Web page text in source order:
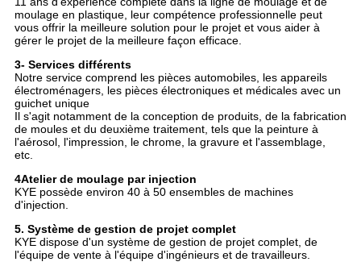
moulage en plastique, leur compétence professionnelle peut
vous offrir la meilleure solution pour le projet et vous aider à
gérer le projet de la meilleure façon efficace.
3- Services différents
Notre service comprend les pièces automobiles, les appareils
électroménagers, les pièces électroniques et médicales avec un
guichet unique
Il s'agit notamment de la conception de produits, de la fabrication
de moules et du deuxième traitement, tels que la peinture à
l'aérosol, l'impression, le chrome, la gravure et l'assemblage,
etc.
4Atelier de moulage par injection
KYE possède environ 40 à 50 ensembles de machines
d'injection.
5. Système de gestion de projet complet
KYE dispose d'un système de gestion de projet complet, de
l'équipe de vente à l'équipe d'ingénieurs et de travailleurs.